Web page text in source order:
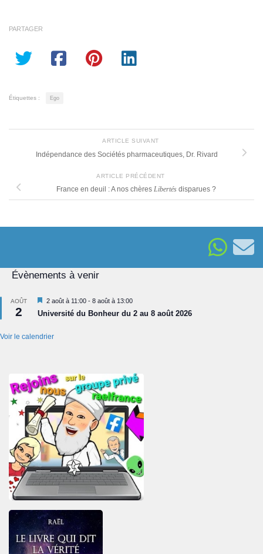
PARTAGER
Étiquettes : Ego
ARTICLE SUIVANT
Indépendance des Sociétés pharmaceutiques, Dr. Rivard
ARTICLE PRÉCÉDENT
France en deuil : A nos chères Libertés disparues ?
Évènements à venir
AOÛT
2
Mis
en
avant
2 août à 11:00 - 8 août à 13:00
Université du Bonheur du 2 au 8 août 2026
Voir le calendrier